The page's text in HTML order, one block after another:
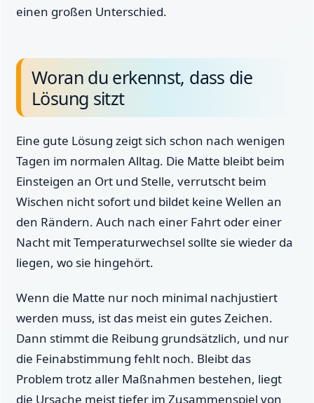
einen großen Unterschied.
Woran du erkennst, dass die
Lösung sitzt
Eine gute Lösung zeigt sich schon nach wenigen
Tagen im normalen Alltag. Die Matte bleibt beim
Einsteigen an Ort und Stelle, verrutscht beim
Wischen nicht sofort und bildet keine Wellen an
den Rändern. Auch nach einer Fahrt oder einer
Nacht mit Temperaturwechsel sollte sie wieder da
liegen, wo sie hingehört.
Wenn die Matte nur noch minimal nachjustiert
werden muss, ist das meist ein gutes Zeichen.
Dann stimmt die Reibung grundsätzlich, und nur
die Feinabstimmung fehlt noch. Bleibt das
Problem trotz aller Maßnahmen bestehen, liegt
die Ursache meist tiefer im Zusammenspiel von